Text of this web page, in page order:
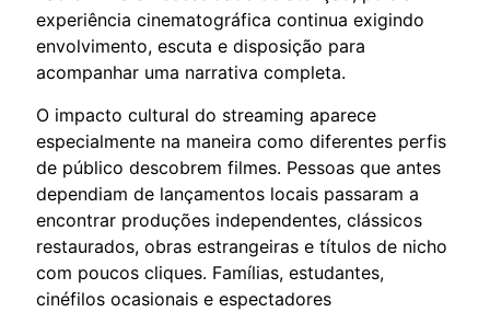
experiência cinematográfica continua exigindo
envolvimento, escuta e disposição para
acompanhar uma narrativa completa.
O impacto cultural do streaming aparece
especialmente na maneira como diferentes perfis
de público descobrem filmes. Pessoas que antes
dependiam de lançamentos locais passaram a
encontrar produções independentes, clássicos
restaurados, obras estrangeiras e títulos de nicho
com poucos cliques. Famílias, estudantes,
cinéfilos ocasionais e espectadores